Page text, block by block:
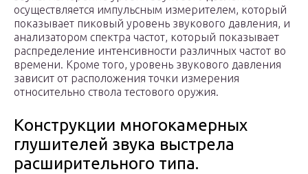
осуществляется импульсным измерителем, который
показывает пиковый уровень звукового давления, и
анализатором спектра частот, который показывает
распределение интенсивности различных частот во
времени. Кроме того, уровень звукового давления
зависит от расположения точки измерения
относительно ствола тестового оружия.
Конструкции многокамерных
глушителей звука выстрела
расширительного типа.